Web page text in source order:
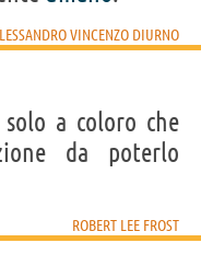
VINCENZO DIURNO
a coloro che
da poterlo
ROBERT LEE FROST